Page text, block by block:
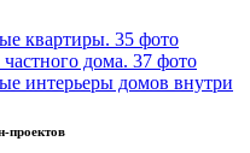
квартиры. 35 фото
дома. 37 фото
интерьеры домов внутри
проектов